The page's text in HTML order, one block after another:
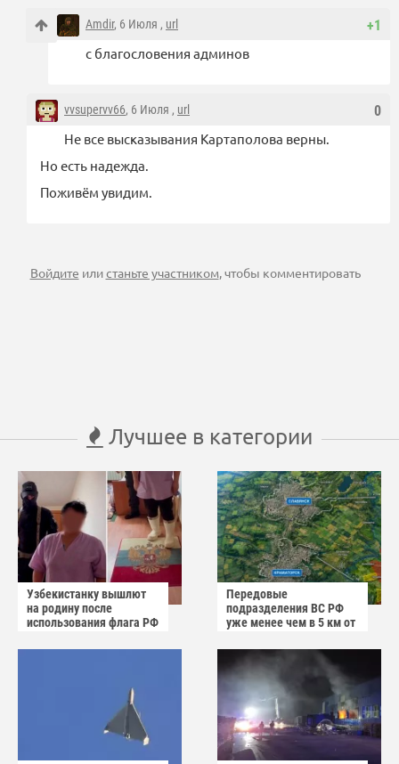
+1
Amdir, 6 Июля , url
с благословения админов
0
vvsupervv66, 6 Июля , url
Не все высказывания Картаполова верны.
Но есть надежда.
Поживём увидим.
Войдите илистаньте участником, чтобы комментировать
Лучшее в категории
Узбекистанку вышлют
на родину после
использования флага РФ
Передовые
подразделения ВС РФ
уже менее чем в 5 км от
Славянска